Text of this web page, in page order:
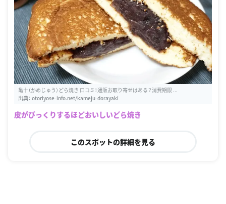
亀十（かめじゅう）どら焼き 口コミ！通販お取り寄せはある？消費期限 ...
出典： otoriyose-info.net/kameju-dorayaki
皮がびっくりするほどおいしいどら焼き
このスポットの詳細を見る